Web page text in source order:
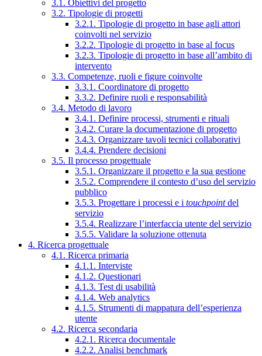
3.1. Obiettivi del progetto
3.2. Tipologie di progetti
3.2.1. Tipologie di progetto in base agli attori
coinvolti nel servizio
3.2.2. Tipologie di progetto in base al focus
3.2.3. Tipologie di progetto in base all’ambito di
intervento
3.3. Competenze, ruoli e figure coinvolte
3.3.1. Coordinatore di progetto
3.3.2. Definire ruoli e responsabilità
3.4. Metodo di lavoro
3.4.1. Definire processi, strumenti e rituali
3.4.2. Curare la documentazione di progetto
3.4.3. Organizzare tavoli tecnici collaborativi
3.4.4. Prendere decisioni
3.5. Il processo progettuale
3.5.1. Organizzare il progetto e la sua gestione
3.5.2. Comprendere il contesto d’uso del servizio
pubblico
3.5.3. Progettare i processi e i touchpointdel
servizio
3.5.4. Realizzare l’interfaccia utente del servizio
3.5.5. Validare la soluzione ottenuta
4. Ricerca progettuale
4.1. Ricerca primaria
4.1.1. Interviste
4.1.2. Questionari
4.1.3. Test di usabilità
4.1.4. Web analytics
4.1.5. Strumenti di mappatura dell’esperienza
utente
4.2. Ricerca secondaria
4.2.1. Ricerca documentale
4.2.2. Analisi benchmark